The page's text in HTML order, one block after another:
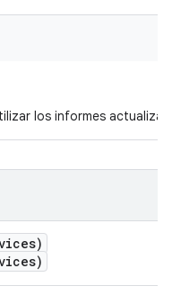
los informes